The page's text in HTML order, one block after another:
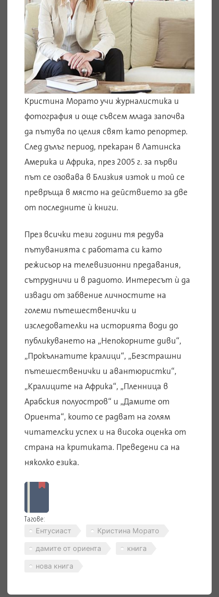
Кристина Морато учи журналистика и
фотография и още съвсем млада започва
да пътува по целия свят като репортер.
След дълъг период, прекаран в Латинска
Америка и Африка, през 2005 г. за първи
път се озовава в Близкия изток и той се
превръща в място на действието за две
от последните ѝ книги.
През всички тези години тя редува
пътуванията с работата си като
режисьор на телевизионни предавания,
сътрудничи и в радиото. Интересът ѝ да
извади от забвение личностите на
големи пътешественички и
изследователки на историята води до
публикуването на „Непокорните диви“,
„Прокълнатите кралици“, „Безстрашни
пътешественички и авантюристки“,
„Кралиците на Африка“, „Пленница в
Арабския полуостров“ и „Дамите от
Ориента“, които се радват на голям
читателски успех и на висока оценка от
страна на критиката. Преведени са на
няколко езика.
Тагове:
Ентусиаст Кристина Морато
дамите от ориента книга
нова книга